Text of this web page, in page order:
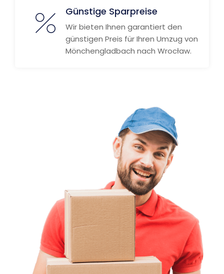
Günstige Sparpreise
Wir bieten Ihnen garantiert den
günstigen Preis für Ihren Umzug von
Mönchengladbach nach Wrocław.